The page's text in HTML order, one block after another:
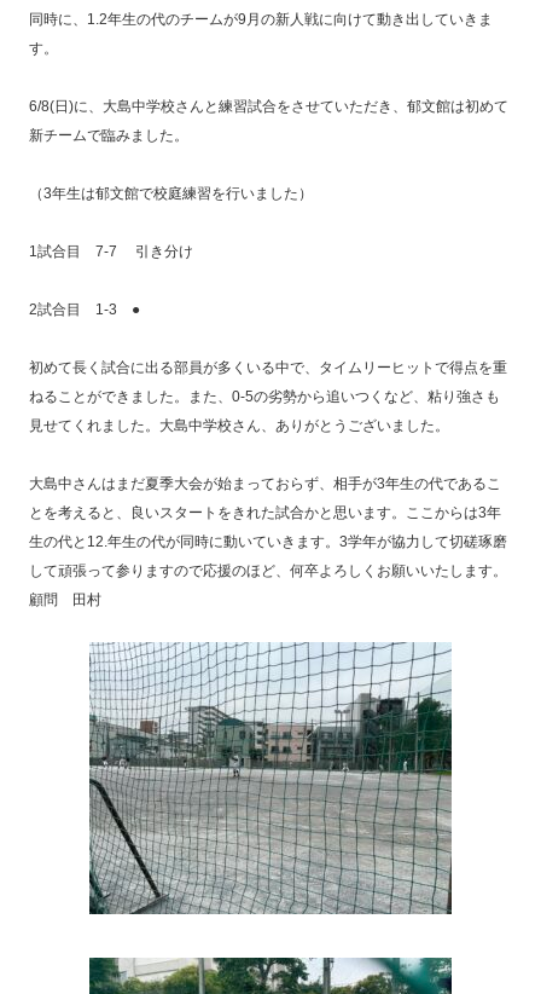
同時に、1.2年生の代のチームが9月の新人戦に向けて動き出していきま
す。
6/8(日)に、大島中学校さんと練習試合をさせていただき、郁文館は初めて
新チームで臨みました。
（3年生は郁文館で校庭練習を行いました）
1試合目 7-7 引き分け
2試合目 1-3 ●
初めて長く試合に出る部員が多くいる中で、タイムリーヒットで得点を重
ねることができました。また、0-5の劣勢から追いつくなど、粘り強さも
見せてくれました。大島中学校さん、ありがとうございました。
大島中さんはまだ夏季大会が始まっておらず、相手が3年生の代であるこ
とを考えると、良いスタートをきれた試合かと思います。ここからは3年
生の代と12.年生の代が同時に動いていきます。3学年が協力して切磋琢磨
して頑張って参りますので応援のほど、何卒よろしくお願いいたします。
顧問 田村